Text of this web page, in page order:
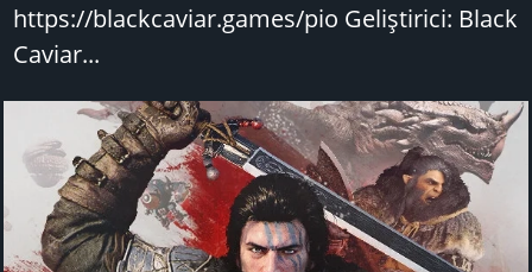
https://blackcaviar.games/pio Geliştirici: Black
Caviar...